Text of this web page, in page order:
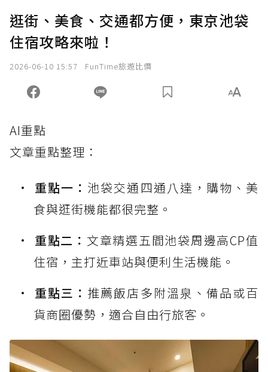
逛街、美食、交通都方便，東京池袋
住宿攻略來啦！
2026-06-10 15:57 FunTime旅遊比價
AI重點
文章重點整理：
重點一： 池袋交通四通八達，購物、美
食與逛街機能都很完整。
重點二： 文章精選五間池袋周邊高CP值
住宿，主打近車站與便利生活機能。
重點三： 推薦飯店多附溫泉、備品或百
貨商圈優勢，適合自由行旅客。